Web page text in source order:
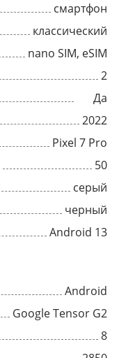
смартфон
классический
nano SIM, eSIM
2
Да
2022
Pixel 7 Pro
50
серый
черный
Android 13
Android
Google Tensor G2
8